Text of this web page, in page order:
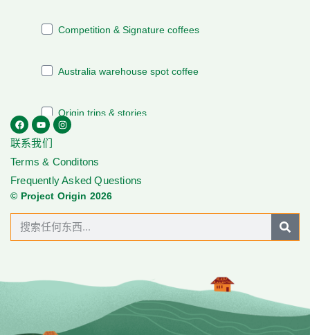
联系我们
Terms & Conditons
Frequently Asked Questions
© Project Origin 2026